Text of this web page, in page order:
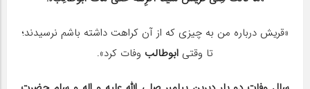
«قریش درباره من به چیزی که از آن کراهت داشته باشم نرسیدند؛
تا وقتی ابوطالب وفات کرد».